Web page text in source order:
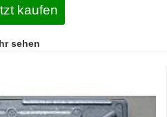
kaufen
sehen